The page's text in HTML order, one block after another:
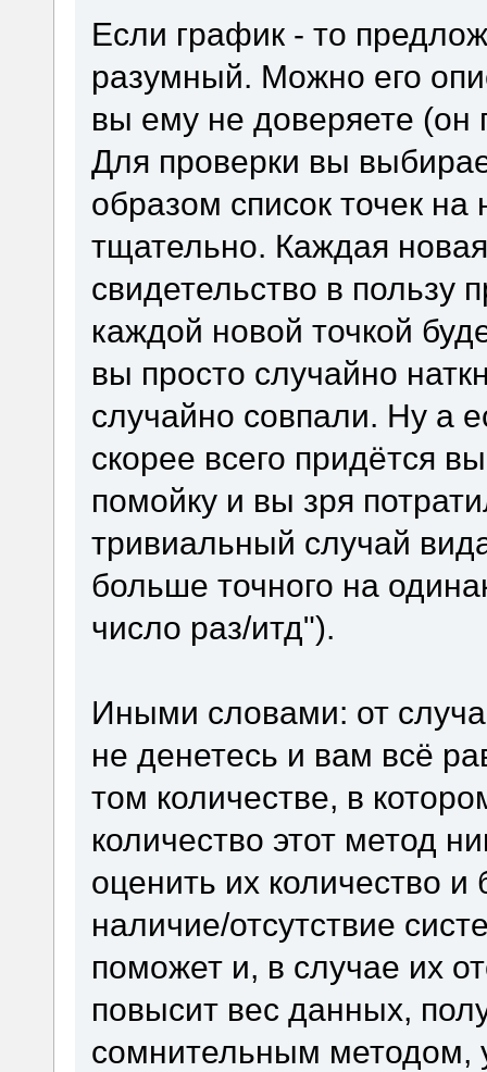
Если график - то
разумный. Можно его
вы ему не доверяете
Для проверки вы
образом список точек
тщательно. Каждая
свидетельство в пользу
каждой новой точкой
вы просто случайно
случайно совпали. Ну а
скорее всего придётся
помойку и вы зря
тривиальный случай
больше точного на
число раз/итд").
Иными словами: от
не денетесь и вам всё
том количестве, в
количество этот метод
оценить их количество и
наличие/отсутствие
поможет и, в случае их
повысит вес данных,
сомнительным методом,